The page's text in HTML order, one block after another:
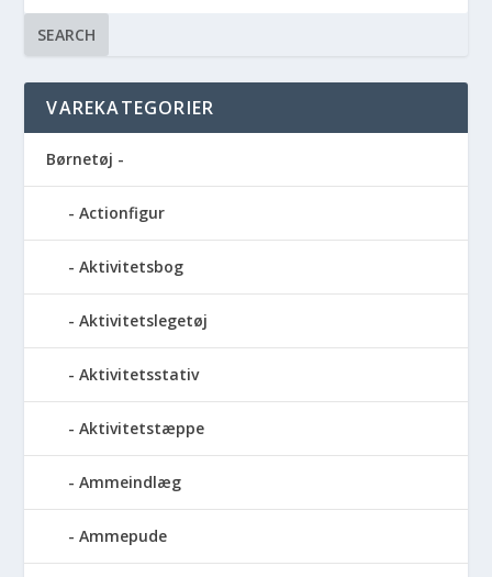
SEARCH
VAREKATEGORIER
Børnetøj -
Actionfigur
Aktivitetsbog
Aktivitetslegetøj
Aktivitetsstativ
Aktivitetstæppe
Ammeindlæg
Ammepude